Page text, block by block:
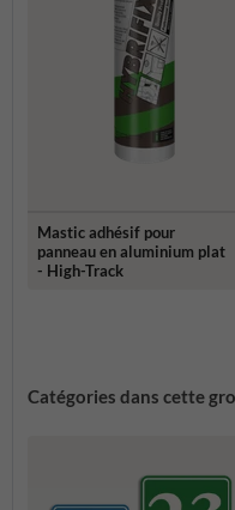
Mastic adhésif pour
panneau en aluminium plat
- High-Track
Catégories dans cette